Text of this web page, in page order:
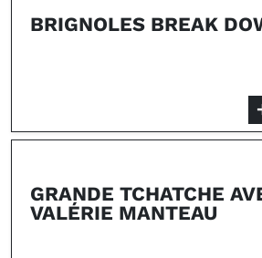
BRIGNOLES BREAK
GRANDE TCHATCHE
VALÉRIE MANTEAU